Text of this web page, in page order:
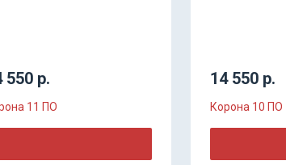
550 р.
11 ПО
14 550 р.
Корона 10 ПО